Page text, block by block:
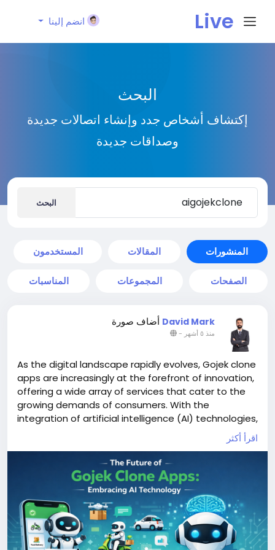
Live
n
انضم إلينا
البحث
إكتشاف أشخاص جدد وإنشاء اتصالات جديدة
وصداقات جديدة
البحث
المنشورات المقالات المستخدمون
الصفحات المجموعات المناسبات
David Mark أضاف صورة
منذ ٥ أشهر -
As the digital landscape rapidly evolves, Gojek clone
apps are increasingly at the forefront of innovation,
offering a wide array of services that cater to the
growing demands of consumers. With the
integration of artificial intelligence (AI) technologies,
these apps are poised to enhance user experience,
streamline operations, and adapt to changing
https://app-clone.com/gojek-clone/
#aigojekclone
#aigojekcloneapps
#aimultiserviceapp
#gojekclone#gojekcloneapp
#gojekclonescript #gojekappclone
اقرأ أكثر